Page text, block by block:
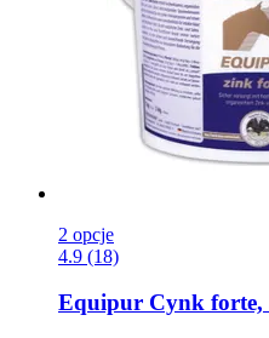
2 opcje
4.9 (18)
Equipur Cynk forte,